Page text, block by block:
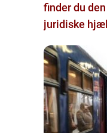
finder du
juridiske